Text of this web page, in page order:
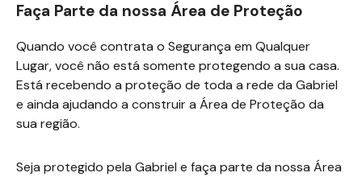
Faça Parte da nossa Área de Proteção
Quando você contrata o Segurança em Qualquer
Lugar, você não está somente protegendo a sua casa.
Está recebendo a proteção de toda a rede da Gabriel
e ainda ajudando a construir a Área de Proteção da
sua região.
Seja protegido pela Gabriel e faça parte da nossa Área